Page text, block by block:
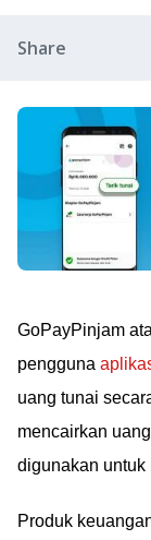
Share
GoPayPinjam
pengguna
uang tunai
mencairkan
digunakan untuk
Produk